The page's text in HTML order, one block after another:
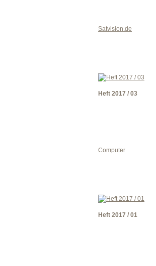
Satvision.de
Heft 2017 / 03
Computer
Heft 2017 / 01